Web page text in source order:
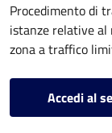
Procedimento di
istanze relative al
zona a traffico
Accedi al